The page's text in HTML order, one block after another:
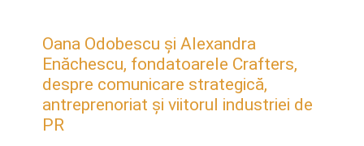
Oana Odobescu și Alexandra
Enăchescu, fondatoarele Crafters,
despre comunicare strategică,
antreprenoriat și viitorul industriei de
PR